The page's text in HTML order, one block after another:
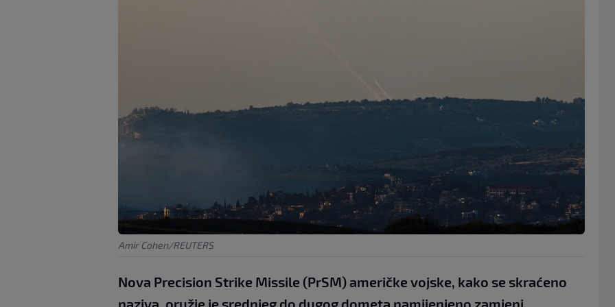
Amir Cohen/REUTERS
Nova Precision Strike Missile (PrSM) američke vojske, kako se skraćeno
naziva, oružje je srednjeg do dugog dometa namijenjeno zamjeni